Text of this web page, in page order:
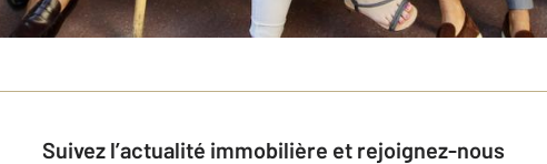
Suivez l’actualité immobilière et rejoignez-nous